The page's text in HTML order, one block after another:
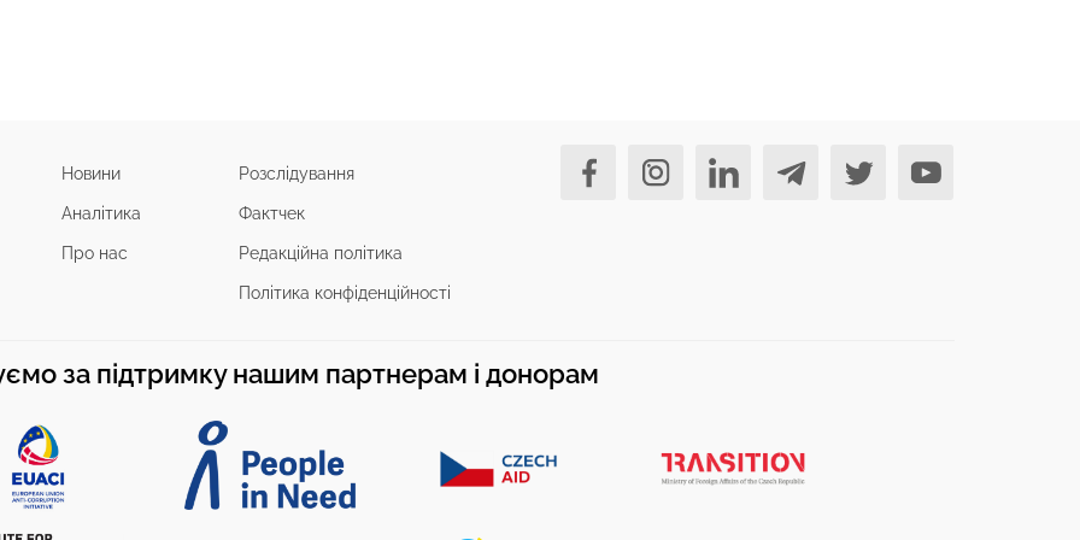
Новини
Аналітика
Про нас
Розслідування
Фактчек
Редакційна політика
Політика конфіденційності
за підтримку нашим партнерам і донорам